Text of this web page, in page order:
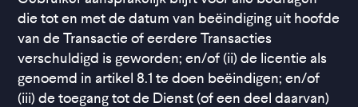
die tot en met de datum van beëindiging uit hoofde
van de Transactie of eerdere Transacties
verschuldigd is geworden; en/of (ii) de licentie als
genoemd in artikel 8.1 te doen beëindigen; en/of
(iii) de toegang tot de Dienst (of een deel daarvan)